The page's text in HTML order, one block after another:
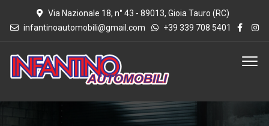
Via Nazionale 18, n° 43 - 89013, Gioia Tauro (RC)
infantinoautomobili@gmail.com
+39 339 708 5401